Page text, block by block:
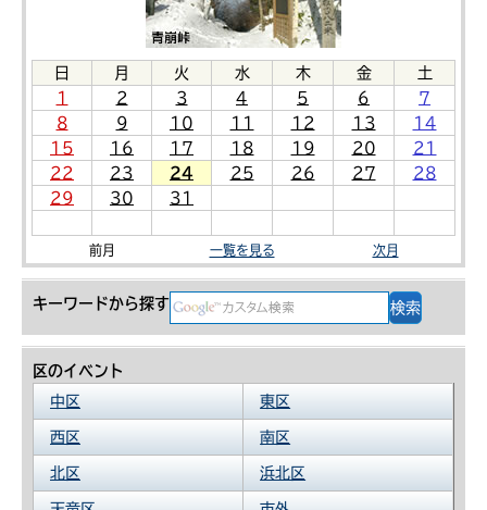
日 月 火 水 木 金
土
1
2 3 4 5 6
7
8
9 10 11 12 13
14
15
16 17 18 19 20
21
22
23 24 25 26 27
28
29
30 31
前月 一覧を見る 次月
キーワードから探す
区のイベント
中区
東区
西区 南区
北区 浜北区